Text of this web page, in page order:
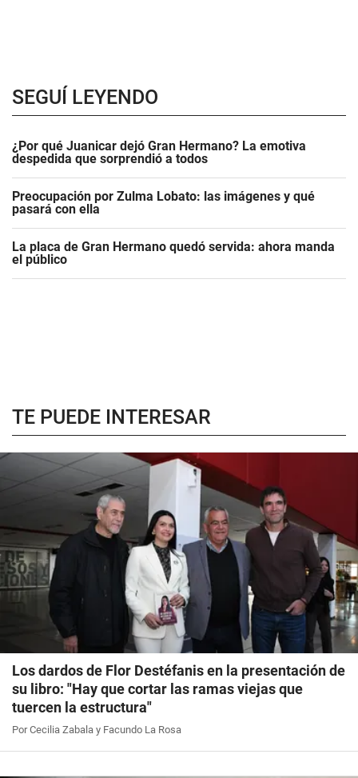
SEGUÍ LEYENDO
¿Por qué Juanicar dejó Gran Hermano? La emotiva
despedida que sorprendió a todos
Preocupación por Zulma Lobato: las imágenes y qué
pasará con ella
La placa de Gran Hermano quedó servida: ahora manda
el público
TE PUEDE INTERESAR
Los dardos de Flor Destéfanis en la presentación de
su libro: "Hay que cortar las ramas viejas que
tuercen la estructura"
Por Cecilia Zabala y Facundo La Rosa